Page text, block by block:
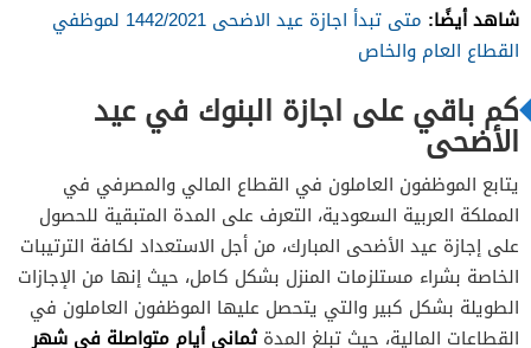
شاهد أيضًا:
متى تبدأ اجازة عيد الاضحى 1442/2021 لموظفي
القطاع العام والخاص
كم باقي على اجازة البنوك في عيد
الأضحى
يتابع الموظفون العاملون في القطاع المالي والمصرفي في
المملكة العربية السعودية، التعرف على المدة المتبقية للحصول
على إجازة عيد الأضحى المبارك، من أجل الاستعداد لكافة الترتيبات
الخاصة بشراء مستلزمات المنزل بشكل كامل، حيث إنها من الإجازات
الطويلة بشكل كبير والتي يتحصل عليها الموظفون العاملون في
القطاعات المالية، حيث تبلغ المدة ثماني أيام متواصلة في شهر